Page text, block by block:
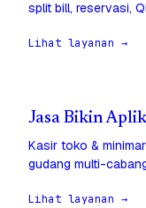
split bill, reservasi,
Lihat layanan →
Jasa Bikin
Kasir toko &
gudang multi-
Lihat layanan →